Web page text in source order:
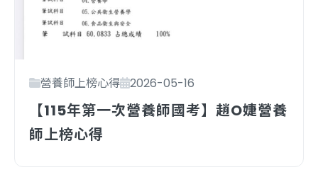
營養師上榜心得 2026-05-16
【115年第一次營養師國考】趙O婕營養
師上榜心得